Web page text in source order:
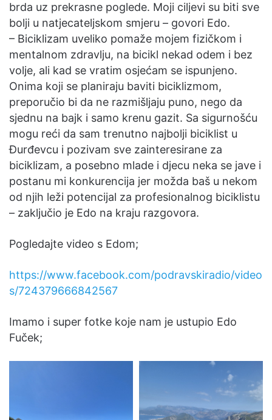
brda uz prekrasne poglede. Moji ciljevi su biti sve
bolji u natjecateljskom smjeru – govori Edo.
– Biciklizam uveliko pomaže mojem fizičkom i
mentalnom zdravlju, na bicikl nekad odem i bez
volje, ali kad se vratim osjećam se ispunjeno.
Onima koji se planiraju baviti biciklizmom,
preporučio bi da ne razmišljaju puno, nego da
sjednu na bajk i samo krenu gazit. Sa sigurnošću
mogu reći da sam trenutno najbolji biciklist u
Đurđevcu i pozivam sve zainteresirane za
biciklizam, a posebno mlade i djecu neka se jave i
postanu mi konkurencija jer možda baš u nekom
od njih leži potencijal za profesionalnog biciklistu
– zaključio je Edo na kraju razgovora.
Pogledajte video s Edom;
https://www.facebook.com/podravskiradio/video
s/724379666842567
Imamo i super fotke koje nam je ustupio Edo
Fuček;